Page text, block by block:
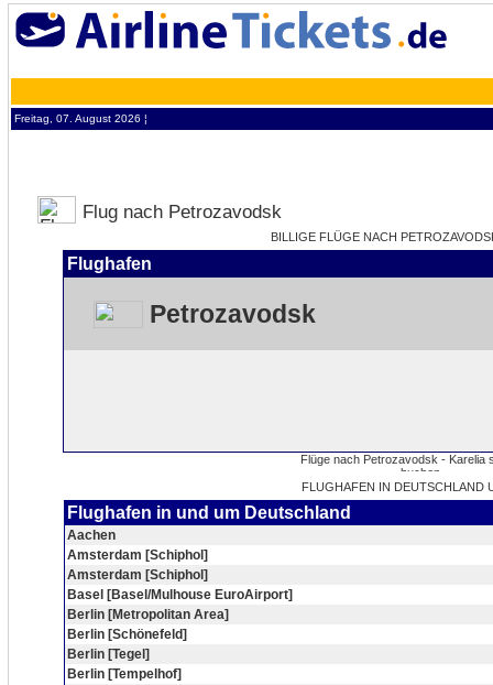
Freitag, 07. August 2026 ¦
Flug nach Petrozavodsk
BILLIGE FLÜGE NACH
Flughafen
Petrozavodsk
FLUGHAFEN IN DEUTSCHLAND
Flughafen in und um Deutschland
Aachen
Amsterdam [Schiphol]
Amsterdam [Schiphol]
Basel [Basel/Mulhouse EuroAirport]
Berlin [Metropolitan Area]
Berlin [Schönefeld]
Berlin [Tegel]
Berlin [Tempelhof]